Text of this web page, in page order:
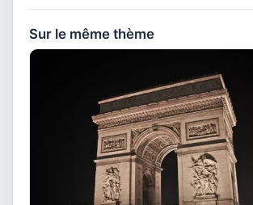
Sur le même thème